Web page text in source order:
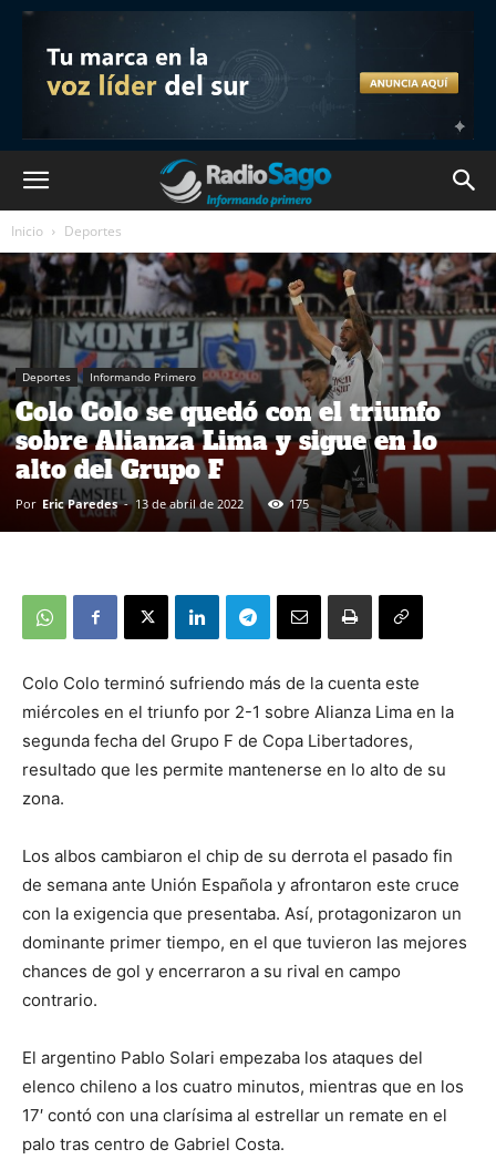
Inicio Deportes
Deportes Informando Primero
Colo Colo se quedó con el triunfo
sobre Alianza Lima y sigue en lo
alto del Grupo F
Por Eric Paredes - 13 de abril de 2022 175
Colo Colo terminó sufriendo más de la cuenta este
miércoles en el triunfo por 2-1 sobre Alianza Lima en la
segunda fecha del Grupo F de Copa Libertadores,
resultado que les permite mantenerse en lo alto de su
zona.
Los albos cambiaron el chip de su derrota el pasado fin
de semana ante Unión Española y afrontaron este cruce
con la exigencia que presentaba. Así, protagonizaron un
dominante primer tiempo, en el que tuvieron las mejores
chances de gol y encerraron a su rival en campo
contrario.
El argentino Pablo Solari empezaba los ataques del
elenco chileno a los cuatro minutos, mientras que en los
17′ contó con una clarísima al estrellar un remate en el
palo tras centro de Gabriel Costa.